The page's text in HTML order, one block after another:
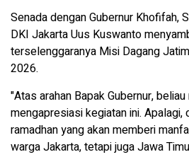
Senada dengan Gubernur Khofifah,
DKI Jakarta Uus Kuswanto
terselenggaranya Misi Dagang
2026.
"Atas arahan Bapak Gubernur,
mengapresiasi kegiatan ini. Apalagi,
ramadhan yang akan memberi
warga Jakarta, tetapi juga Jawa